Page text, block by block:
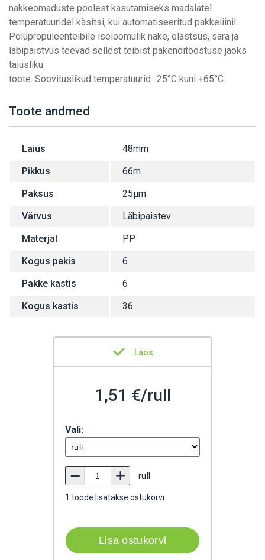
nakkeomaduste poolest kasutamiseks madalatel
temperatuuridel käsitsi, kui automatiseeritud pakkeliinil.
Polüpropüleenteibile iseloomulik nake, elastsus, sära ja
läbipaistvus teevad sellest teibist pakenditööstuse jaoks
täiusliku
toote. Soovituslikud temperatuurid -25°C kuni +65°C.
Toote andmed
Laius
48mm
Pikkus
66m
Paksus
25µm
Värvus
Läbipaistev
Materjal
PP
Kogus pakis
6
Pakke kastis
6
Kogus kastis
36
Laos
1,51 €/rull
Vali:
rull
1 toode lisatakse ostukorvi
Lisa ostukorvi